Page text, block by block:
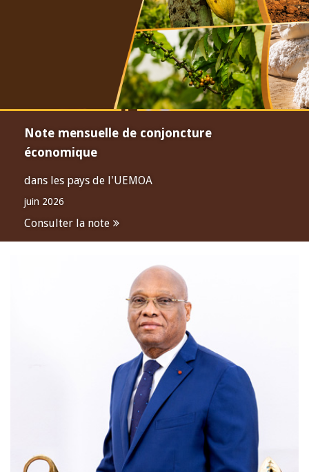
Note mensuelle de conjoncture
économique
dans les pays de l'UEMOA
juin 2026
Consulter la note